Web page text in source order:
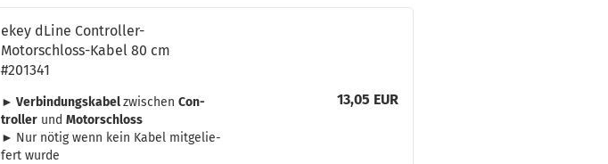
ekey dLine Controller-​​
Motorschloss-​Kabel 80 cm
#201341
► Ver­bin­dungs­ka­belzwi­schenCon­
trol­ler undMo­tor­schloss
► Nur nötig wenn kein Kabel mit­ge­lie­
fert wurde
13,05 EUR